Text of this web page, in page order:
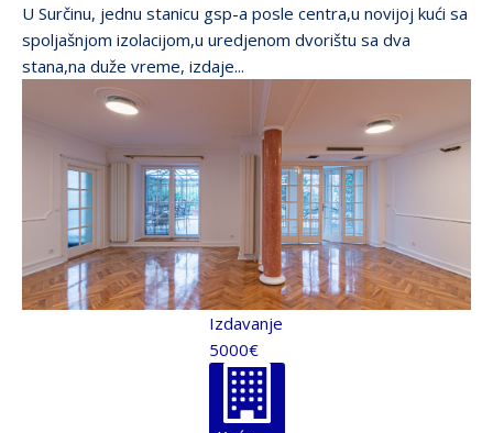
U Surčinu, jednu stanicu gsp-a posle centra,u novijoj kući sa
spoljašnjom izolacijom,u uredjenom dvorištu sa dva
stana,na duže vreme, izdaje...
Izdavanje
5000€